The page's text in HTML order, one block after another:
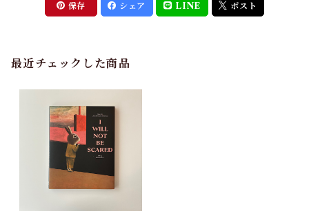
保存 シェア LINE ポスト
最近チェックした商品